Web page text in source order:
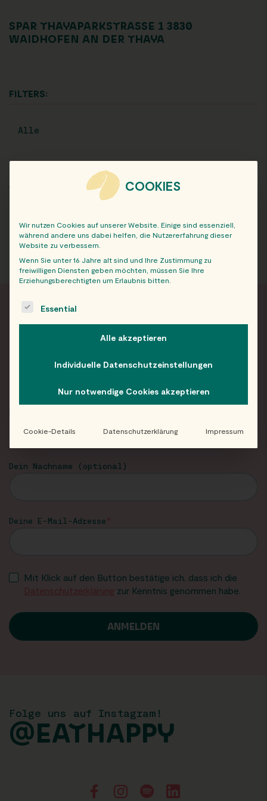
SPAR THAYAPARKSTRASSE 1 3830 W
AIDHOFEN AN DER THAYA
FILTERS:
Alle
ARCHIV
FRISCH INFORMIERT
Dein Nachname (optional)
Deine E-Mail-Adresse
Mit Klick auf den Button bestätige ich, dass ich die
Datenschutzerklärung zur Kenntnis genommen habe.
Folge uns auf Instagram!
@EATHAPPY
COOKIES
Wir nutzen Cookies auf unserer Website. Einige sind essenziell,
während andere uns dabei helfen, die Nutzererfahrung dieser
Website zu verbessern.
Wenn Sie unter 16 Jahre alt sind und Ihre Zustimmung zu
freiwilligen Diensten geben möchten, müssen Sie Ihre
Erziehungsberechtigten um Erlaubnis bitten.
The following is a list of service groups for which consent
Essential
Alle akzeptieren
Individuelle Datenschutzeinstellungen
Nur notwendige Cookies akzeptieren
Cookie-Details Datenschutzerklärung Impressum